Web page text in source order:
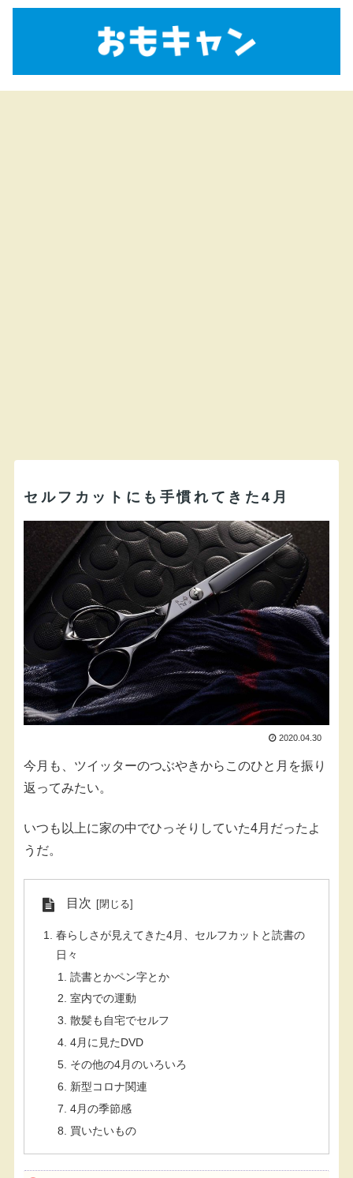
セルフカットにも手慣れてきた4月
2020.04.30
今月も、ツイッターのつぶやきからこのひと月を振り
返ってみたい。
いつも以上に家の中でひっそりしていた4月だったよ
うだ。
目次
春らしさが見えてきた4月、セルフカットと読書の
日々
読書とかペン字とか
室内での運動
散髪も自宅でセルフ
4月に見たDVD
その他の4月のいろいろ
新型コロナ関連
4月の季節感
買いたいもの